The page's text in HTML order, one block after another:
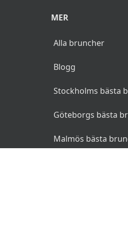
MER
Alla bruncher
Blogg
Stockholms bästa
Göteborgs bästa
Malmös bästa